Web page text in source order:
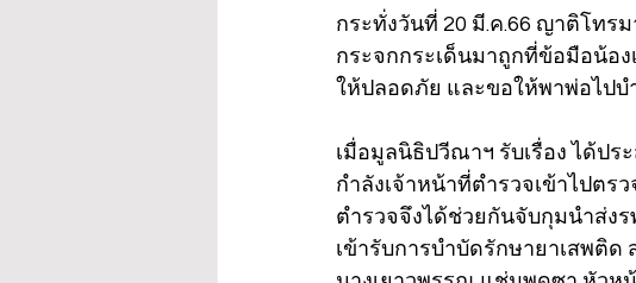
กระทั่งวันที่ 20 มี.ค.66 ญาติโทร
กระจกกระเด็นมาถูกที่ข้อมือน้อ
ให้ปลอดภัย และขอให้พาพ่อไป
เมื่อมูลนิธิปวีณาฯ รับเรื่อง ได้ปร
กำลังเจ้าหน้าที่ตำรวจเข้าไปต
ตำรวจจึงได้ช่วยกันจับกุมนำส่ง
เข้ารับการบำบัดรักษายาเสพติ